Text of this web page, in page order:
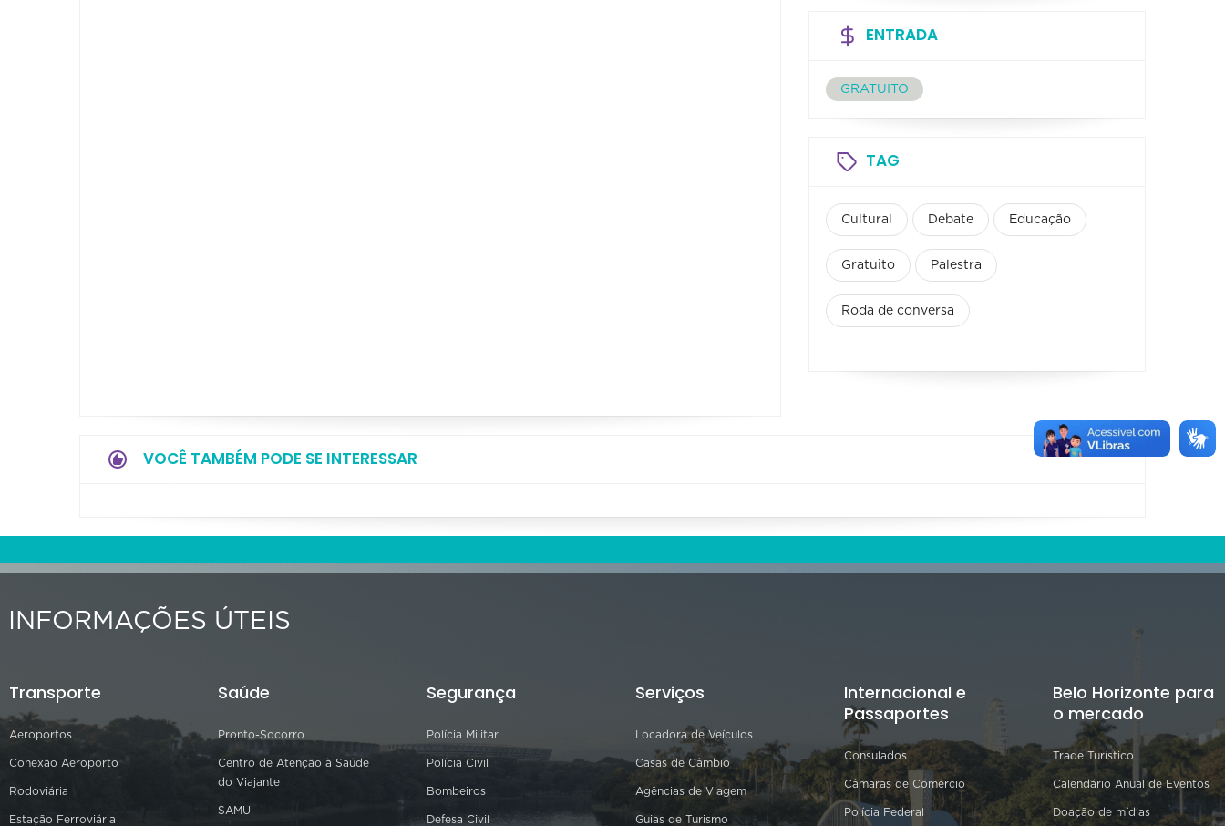
ENTRADA
GRATUITO
TAG
Cultural Debate Educação
Gratuito Palestra
Roda de conversa
VOCÊ TAMBÉM PODE SE INTERESSAR
INFORMAÇÕES ÚTEIS
Transporte
Aeroportos
Conexão Aeroporto
Rodoviária
Estação Ferroviária
Saúde
Pronto-Socorro
Centro de Atenção à Saúde
do Viajante
SAMU
Segurança
Polícia Militar
Polícia Civil
Bombeiros
Defesa Civil
Serviços
Locadora de Veículos
Casas de Câmbio
Agências de Viagem
Guias de Turismo
Internacional e
Passaportes
Consulados
Câmaras de Comércio
Polícia Federal
Belo Horizonte para
o mercado
Trade Turístico
Calendário Anual de Eventos
Doação de mídias